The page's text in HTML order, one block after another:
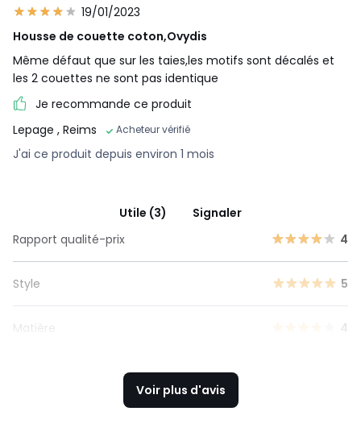
19/01/2023
Housse de couette coton,Ovydis
Même défaut que sur les taies,les motifs sont décalés et
les 2 couettes ne sont pas identique
Je recommande ce produit
Lepage , Reims Acheteur vérifié
J'ai ce produit depuis environ 1 mois
Utile (3)
Signaler
Rapport qualité-prix
4
Style 5
Matière 4
Voir plus d'avis